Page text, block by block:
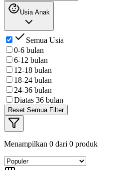
Usia Anak
Semua Usia
0-6 bulan
6-12 bulan
12-18 bulan
18-24 bulan
24-36 bulan
Diatas 36 bulan
Reset Semua Filter
Menampilkan 0 dari 0 produk